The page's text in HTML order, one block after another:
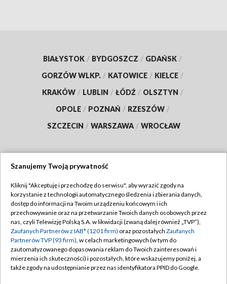
BIAŁYSTOK / BYDGOSZCZ / GDAŃSK /
GORZÓW WLKP. / KATOWICE / KIELCE /
KRAKÓW / LUBLIN / ŁÓDŹ / OLSZTYN /
OPOLE / POZNAŃ / RZESZÓW /
SZCZECIN / WARSZAWA / WROCŁAW
TVP
Abonament TVP
Emisja w TVP
Centrum informacji TVP
Naziemna Telewizja Cyfrowa
Regulamin TVP
Polityka prywatności
Moje zgody
Pomoc
Szanujemy Twoją prywatność
Kliknij "Akceptuję i przechodzę do serwisu", aby wyrazić zgody na
korzystanie z technologii automatycznego śledzenia i zbierania danych,
dostęp do informacji na Twoim urządzeniu końcowym i ich
przechowywanie oraz na przetwarzanie Twoich danych osobowych przez
nas, czyli Telewizję Polską S.A. w likwidacji (zwaną dalej również „TVP”),
Zaufanych Partnerów z IAB* (1201 firm) oraz pozostałych Zaufanych
Partnerów TVP (93 firm), w celach marketingowych (w tym do
zautomatyzowanego dopasowania reklam do Twoich zainteresowań i
mierzenia ich skuteczności) i pozostałych, które wskazujemy poniżej, a
także zgody na udostępnianie przez nas identyfikatora PPID do Google.